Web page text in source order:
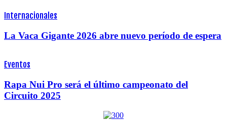
Internacionales
La Vaca Gigante 2026 abre nuevo período de espera
Eventos
Rapa Nui Pro será el último campeonato del
Circuito 2025